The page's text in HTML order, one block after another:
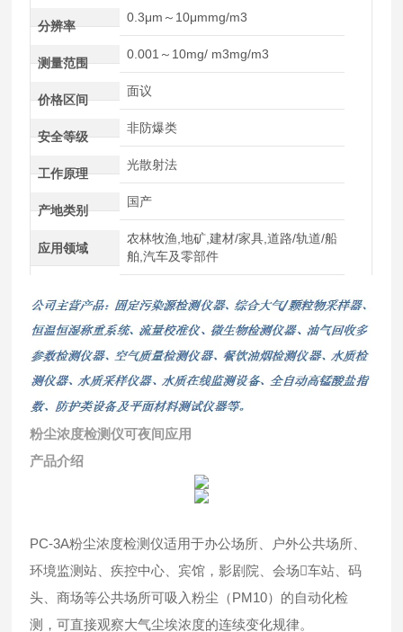
分辨率
0.3μm～10μmmg/m3
测量范围
0.001～10mg/ m3mg/m3
价格区间
面议
安全等级
非防爆类
工作原理
光散射法
产地类别
国产
应用领域
农林牧渔,地矿,建材/家具,道路/轨道/船
舶,汽车及零部件
粉尘浓度检测仪可夜间应用
产品介绍
PC-3A粉尘浓度检测仪适用于办公场所、户外公共场所、
环境监测站、疾控中心、宾馆，影剧院、会场车站、码
头、商场等公共场所可吸入粉尘（PM10）的自动化检
测，可直接观察大气尘埃浓度的连续变化规律。